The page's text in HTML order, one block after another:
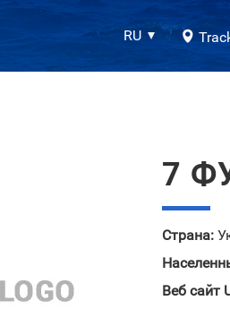
RU
7
Страна:
Веб сайт